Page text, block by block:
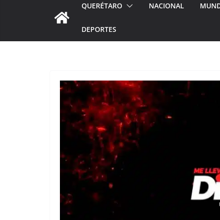
QUERÉTARO NACIONAL
DEPORTES